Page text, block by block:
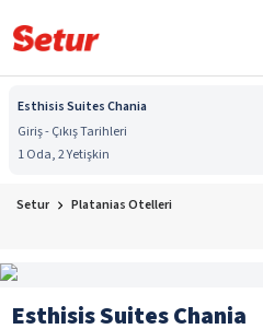
Esthisis Suites Chania
Giriş - Çıkış Tarihleri
1 Oda, 2 Yetişkin
Setur Platanias Otelleri
Esthisis Suites Chania